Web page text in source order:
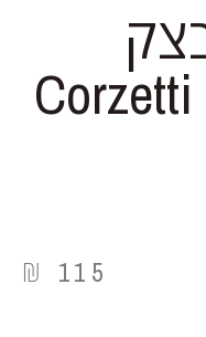
מעץ. קורזטי, Corzetti
115
₪